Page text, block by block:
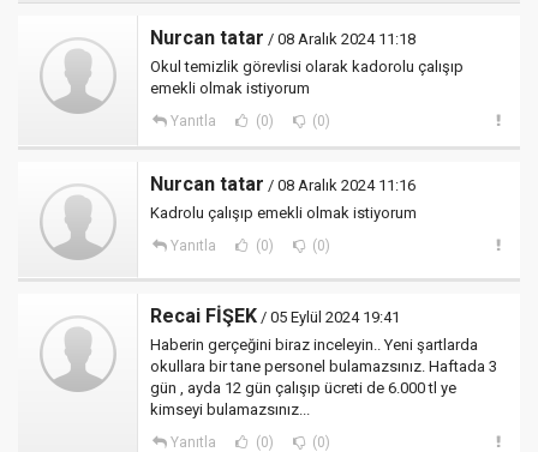
Nurcan tatar / 08 Aralık 2024 11:18
Okul temizlik görevlisi olarak kadorolu çalışıp
emekli olmak istiyorum
Yanıtla (0) (0)
Nurcan tatar / 08 Aralık 2024 11:16
Kadrolu çalışıp emekli olmak istiyorum
Yanıtla (0) (0)
Recai FİŞEK / 05 Eylül 2024 19:41
Haberin gerçeğini biraz inceleyin.. Yeni şartlarda
okullara bir tane personel bulamazsınız. Haftada 3
gün , ayda 12 gün çalışıp ücreti de 6.000 tl ye
kimseyi bulamazsınız...
Yanıtla (0) (0)